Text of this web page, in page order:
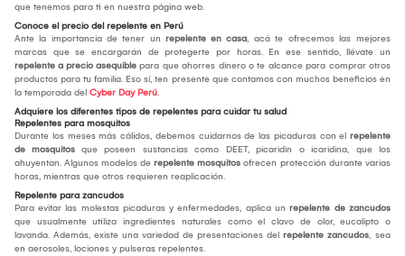
que tenemos para ti en nuestra página web.
Conoce el precio del repelente en Perú
Ante la importancia de tener un repelente en casa, acá te ofrecemos las mejores
marcas que se encargarán de protegerte por horas. En ese sentido, llévate un
repelente a precio asequible para que ahorres dinero o te alcance para comprar otros
productos para tu familia. Eso sí, ten presente que contamos con muchos beneficios en
la temporada del Cyber Day Perú.
Adquiere los diferentes tipos de repelentes para cuidar tu salud
Repelentes para mosquitos
Durante los meses más cálidos, debemos cuidarnos de las picaduras con el repelente
de mosquitos que poseen sustancias como DEET, picaridin o icaridina, que los
ahuyentan. Algunos modelos de repelente mosquitos ofrecen protección durante varias
horas, mientras que otros requieren reaplicación.
Repelente para zancudos
Para evitar las molestas picaduras y enfermedades, aplica un repelente de zancudos
que usualmente utiliza ingredientes naturales como el clavo de olor, eucalipto o
lavanda. Además, existe una variedad de presentaciones del repelente zancudos, sea
en aerosoles, lociones y pulseras repelentes.